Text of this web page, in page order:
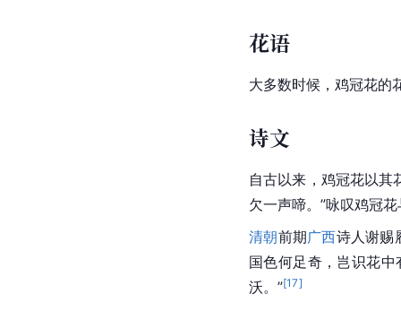
花语
大多数时候，鸡冠花的
诗文
自古以来，鸡冠花以其
欠一声啼。”咏叹鸡冠
清朝前期广西诗人谢赐
国色何足奇，岂识花
沃。”[17]